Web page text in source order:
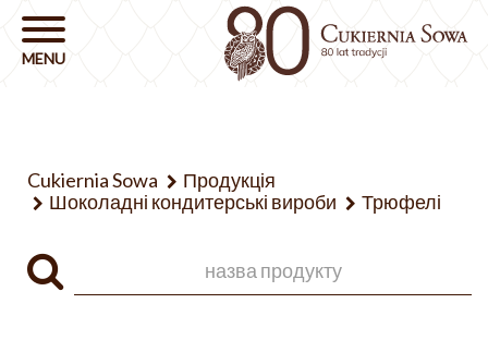
Cukiernia Sowa
Продукція
Шоколадні кондитерські вироби
Трюфелі